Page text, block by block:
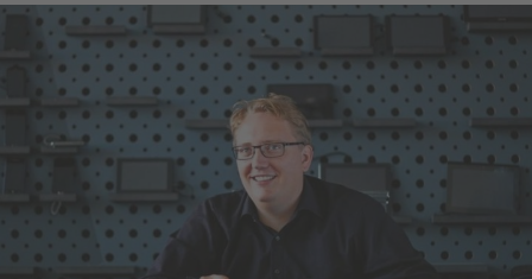
Suche
Über uns
Kontakt